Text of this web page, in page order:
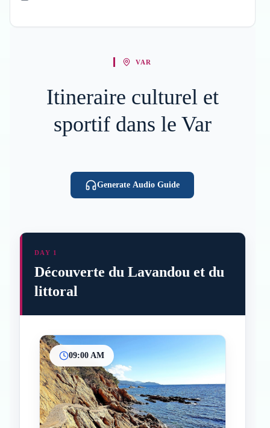
VAR
Itineraire culturel et
sportif dans le Var
Generate Audio Guide
DAY 1
Découverte du Lavandou et du
littoral
09:00 AM